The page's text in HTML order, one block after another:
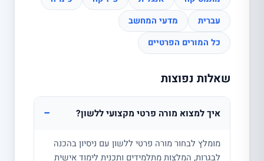
עברית
מדעי המחשב
כל המורים הפרטיים
שאלות נפוצות
איך למצוא מורה פרטי מקצועי ללשון? −
מומלץ לבחור מורה פרטי ללשון עם ניסיון בהכנה
לבגרות, המלצות מתלמידים ותכנית לימוד אישית